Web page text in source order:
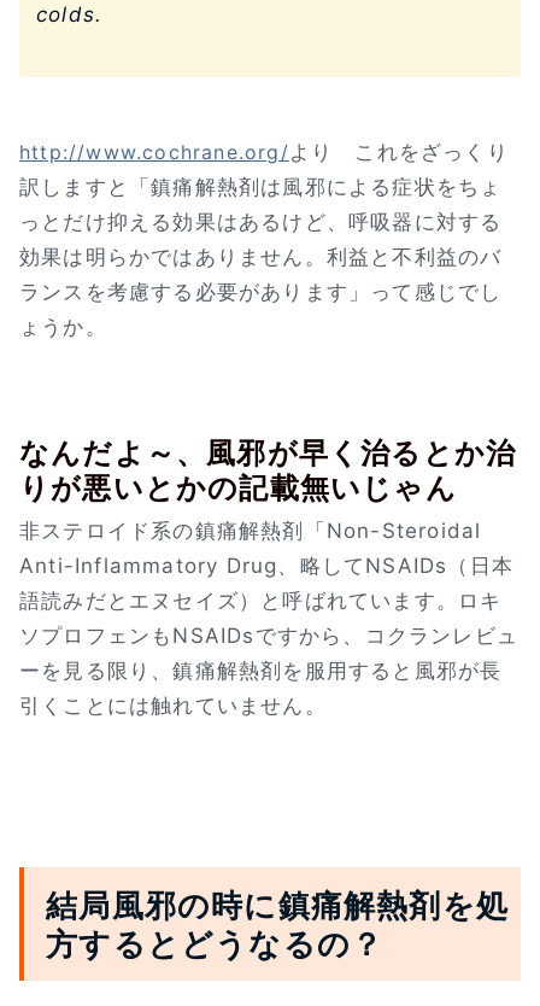
colds.
http://www.cochrane.org/より これをざっくり
訳しますと「鎮痛解熱剤は風邪による症状をちょ
っとだけ抑える効果はあるけど、呼吸器に対する
効果は明らかではありません。利益と不利益のバ
ランスを考慮する必要があります」って感じでし
ょうか。
なんだよ～、風邪が早く治るとか治
りが悪いとかの記載無いじゃん
非ステロイド系の鎮痛解熱剤「Non-Steroidal
Anti-Inflammatory Drug、略してNSAIDs（日本
語読みだとエヌセイズ）と呼ばれています。ロキ
ソプロフェンもNSAIDsですから、コクランレビュ
ーを見る限り、鎮痛解熱剤を服用すると風邪が長
引くことには触れていません。
結局風邪の時に鎮痛解熱剤を処
方するとどうなるの？